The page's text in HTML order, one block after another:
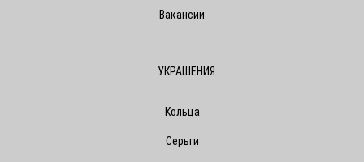
Вакансии
УКРАШЕНИЯ
Кольца
Серьги